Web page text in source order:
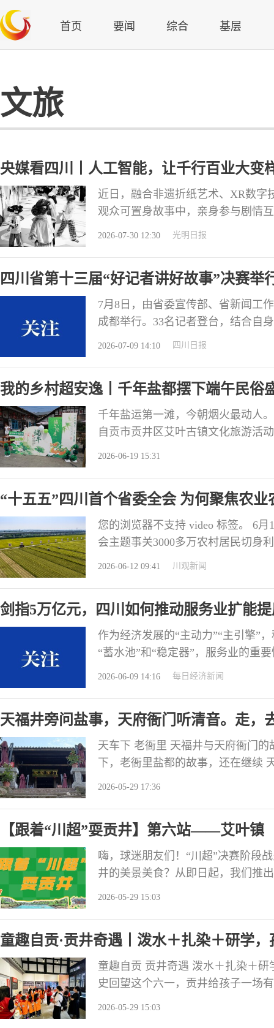
首页 要闻 综合 基层
文旅
央媒看四川丨人工智能，让千行百业大变
近日，融合非遗折纸艺术、XR数字
观众可置身故事中，亲身参与剧情
阳科技馆内与机器人互动。张怡熙
2026-07-30 12:30 光明日报
四川省第十三届“好记者讲好故事”决赛
担当
7月8日，由省委宣传部、省新闻工
成都举行。33名记者登台，结合自
四川新闻工作者的使命与担当。
融媒体中
2026-07-09 14:10 四川日报
我的乡村超安逸丨千年盐都摆下端午民俗
千年盐运第一滩，今朝烟火最动人
自贡市贡井区艾叶古镇文化旅游活
叶
2026-06-19 15:31
“十五五”四川首个省委全会 为何聚焦农
您的浏览器不支持 video 标签。 6
会主题事关3000多万农村居民切
是迈步“十五五”发展新征程以来，
2026-06-12 09:41 川观新闻
剑指5万亿元，四川如何推动服务业扩能
作为经济发展的“主动力”“主引擎”
“蓄水池”和“稳定器”，服务业的重
务业大会。这也是自今年4月我国
2026-06-09 14:16 每日经济新闻
天福井旁问盐事，天府衙门听清音。走，
天车下 老衙里 天福井与天府衙门
下，老衙里盐都的故事，还在继续
2026-05-29 17:36
【跟着“川超”耍贡井】第六站——艾叶镇
嗨，球迷朋友们！“川超”决赛阶段
井的美景美食？从即日起，我们推
2026-05-29 15:03
童趣自贡·贡井奇遇丨泼水＋扎染＋研学
童趣自贡 贡井奇遇 泼水＋扎染＋
史回望这个六一，贡井给孩子一场
2026-05-29 15:03